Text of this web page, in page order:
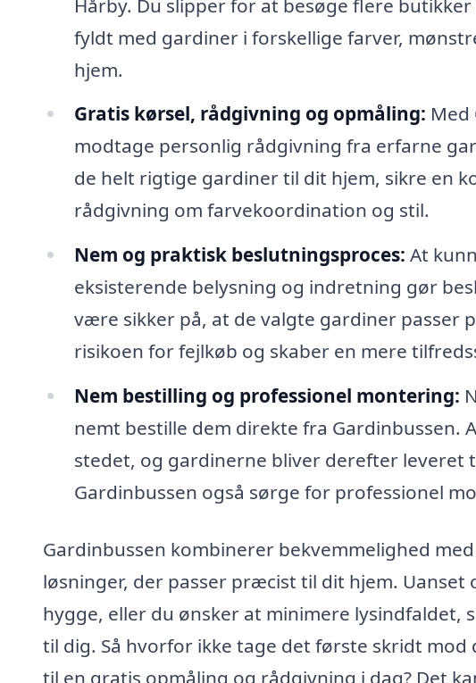
fyldt med gardiner i forskellige farver,
hjem.
Gratis kørsel, rådgivning og opmåling:
modtage personlig rådgivning fra erfarne
de helt rigtige gardiner til dit hjem, sikre en
rådgivning om farvekoordination og stil.
Nem og praktisk beslutningsproces: At
eksisterende belysning og indretning gør
være sikker på, at de valgte gardiner passer
risikoen for fejlkøb og skaber en mere
Nem bestilling og professionel montering:
nemt bestille dem direkte fra Gardinbussen.
stedet, og gardinerne bliver derefter leveret
Gardinbussen også sørge for professionel
Gardinbussen kombinerer bekvemmelighed
løsninger, der passer præcist til dit hjem.
hygge, eller du ønsker at minimere lysindfaldet,
til dig. Så hvorfor ikke tage det første skridt
til en gratis opmåling og rådgivning i dag? Det